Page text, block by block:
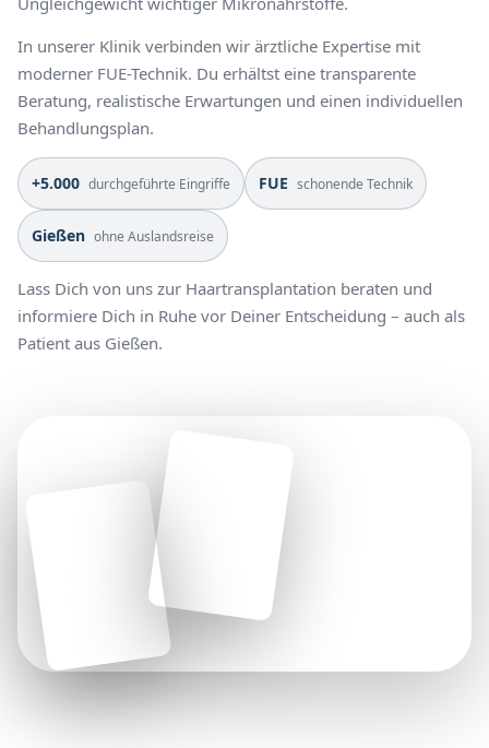
In unserer Klinik verbinden wir ärztliche Expertise mit
moderner FUE-Technik. Du erhältst eine transparente
Beratung, realistische Erwartungen und einen individuellen
Behandlungsplan.
+5.000 durchgeführte Eingriffe FUE schonende Technik
Gießen ohne Auslandsreise
Lass Dich von uns zur Haartransplantation beraten und
informiere Dich in Ruhe vor Deiner Entscheidung – auch als
Patient aus Gießen.